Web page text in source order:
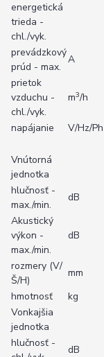
energetická
trieda -
chl./vyk.
prevádzkový
prúd - max.
A
prietok
vzduchu -
chl./vyk.
m3/h
napájanie V/Hz/Ph
Vnútorná
jednotka
hlučnosť -
max./min.
dB
Akustický
výkon -
max./min.
dB
rozmery (V/
Š/H)
mm
hmotnosť
kg
Vonkajšia
jednotka
hlučnosť -
dB